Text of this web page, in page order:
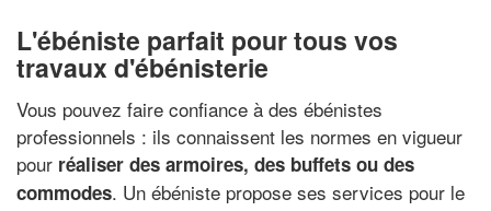
L'ébéniste parfait pour tous vos
travaux d'ébénisterie
Vous pouvez faire confiance à des ébénistes
professionnels : ils connaissent les normes en vigueur
pour réaliser des armoires, des buffets ou des
commodes. Un ébéniste propose ses services pour le